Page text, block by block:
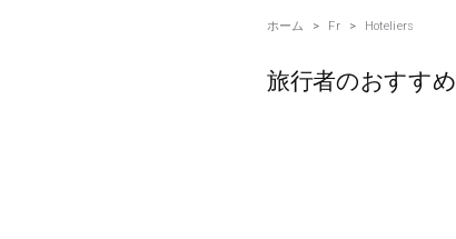
ホーム > Fr > Hoteliers
旅行者のおすすめ